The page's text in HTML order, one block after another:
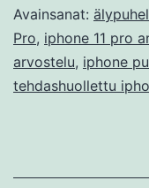
Avainsanat:
Pro, iphone 11 pro
arvostelu, iphone
tehdashuollettu